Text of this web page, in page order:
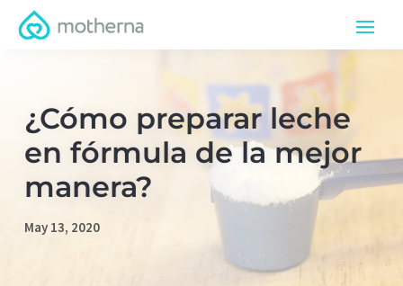
¿Cómo preparar leche
en fórmula de la mejor
manera?
May 13, 2020